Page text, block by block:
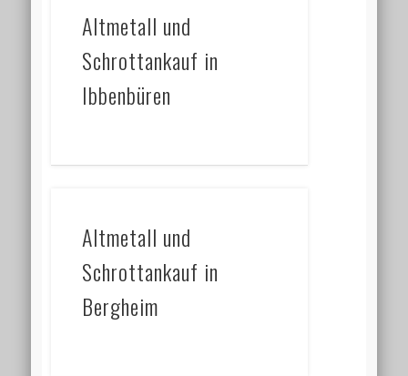
Altmetall und
Schrottankauf in
Ibbenbüren
Altmetall und
Schrottankauf in
Bergheim